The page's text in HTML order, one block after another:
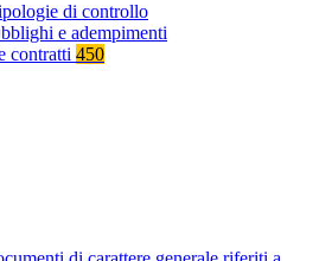
di controllo
e adempimenti
contratti 450